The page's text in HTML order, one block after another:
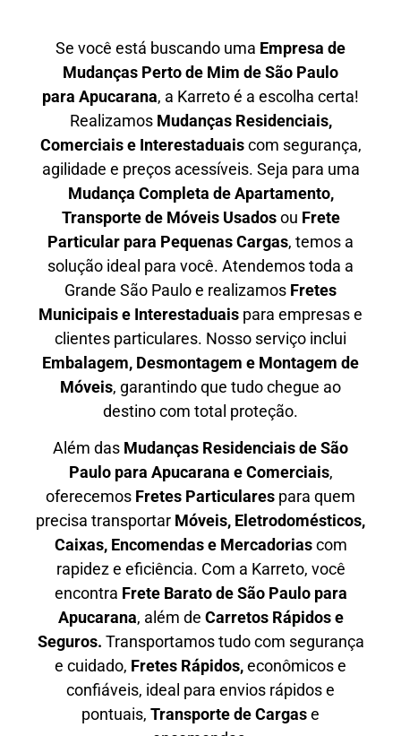
Se você está buscando uma Empresa de
Mudanças Perto de Mim de São Paulo
para Apucarana, a Karreto é a escolha certa!
Realizamos Mudanças Residenciais,
Comerciais e Interestaduaiscom segurança,
agilidade e preços acessíveis. Seja para uma
Mudança Completa de Apartamento,
Transporte de Móveis Usadosou Frete
Particular para Pequenas Cargas, temos a
solução ideal para você. Atendemostoda a
Grande São Pauloe realizamos Fretes
Municipais e Interestaduais para empresas e
clientes particulares. Nosso serviço inclui
Embalagem, Desmontagem e Montagem de
Móveis, garantindo que tudo chegue ao
destino com total proteção.
Além das Mudanças Residenciais de São
Paulo para Apucarana e Comerciais,
oferecemos Fretes Particulares para quem
precisa transportar Móveis, Eletrodomésticos,
Caixas, Encomendas e Mercadoriascom
rapidez e eficiência. Com a Karreto, você
encontra Frete Baratode São Paulo para
Apucarana, além de Carretos Rápidos e
Seguros. Transportamos tudo com segurança
e cuidado, Fretes Rápidos,econômicos e
confiáveis, ideal para envios rápidos e
pontuais, Transporte de Cargase